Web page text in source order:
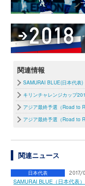
関連情報
SAMURAI BLUE(日本代表)
キリンチャレンジカップ
アジア最終予選（Road to
アジア最終予選（Road to
関連ニュース
日本代表
SAMURAI BLUE（日本代表